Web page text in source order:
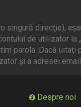
singură direcţie),
de utilizator la
parola. Dacă
şi a adresei
Despre noi